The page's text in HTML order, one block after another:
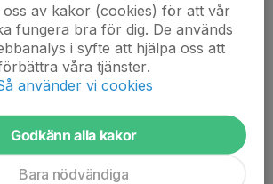
kontakta:
våra sociala medier är skyddade enligt
och får ej användas utan Hammarby
tillåtelse.
oss av kakor (cookies) för att vår
fungera bra för dig. De används
i syfte att hjälpa oss att
våra tjänster.
använder vi cookies
Godkänn alla kakor
Bara nödvändiga